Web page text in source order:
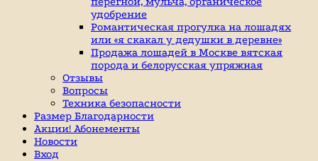
удобрение
Романтическая прогулка на лошадях
или «я скакал у дедушки в деревне»
Продажа лошадей в Москве вятская
порода и белорусская упряжная
Отзывы
Вопросы
Техника безопасности
Размер Благодарности
Акции! Абонементы
Новости
Вход